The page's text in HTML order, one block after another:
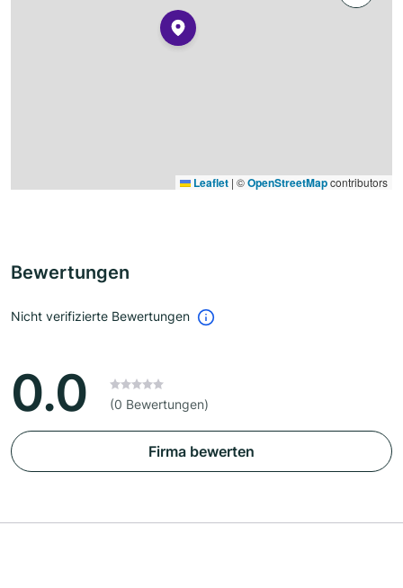
Leaflet | ©OpenStreetMapcontributors
Bewertungen
Nicht verifizierte Bewertungen
0.0 (0 Bewertungen)
Firma bewerten